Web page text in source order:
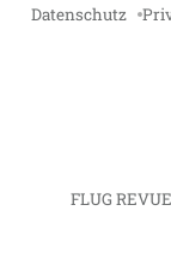
Datenschutz
FLUG REVUE